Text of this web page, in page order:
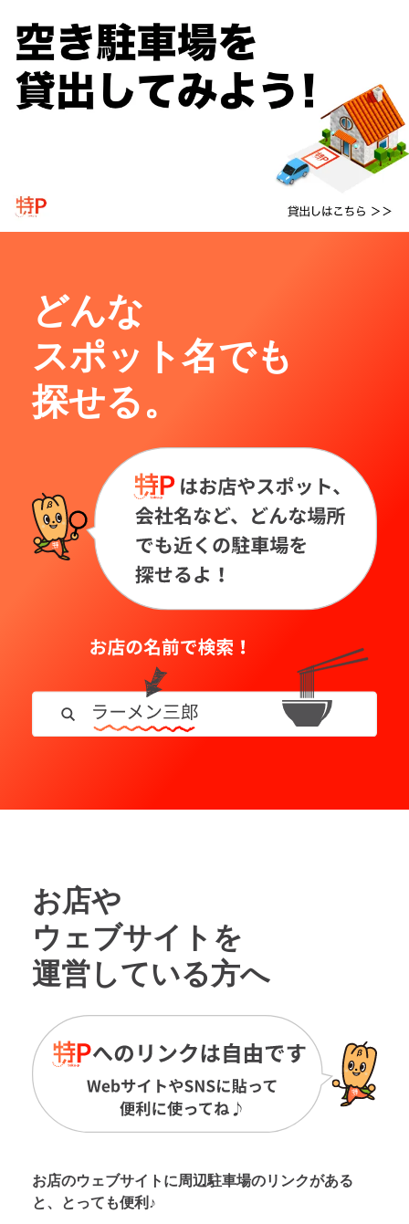
どんな
スポット名でも
探せる。
お店や
ウェブサイトを
運営している方へ
お店のウェブサイトに周辺駐車場のリンクがある
と、とっても便利♪